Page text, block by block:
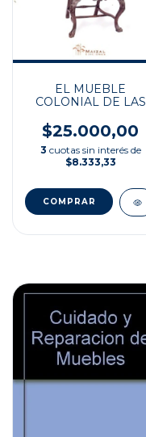
EL MUEBLE
COLONIAL DE LAS
$25.000,00
3 cuotas sin interés de
$8.333,33